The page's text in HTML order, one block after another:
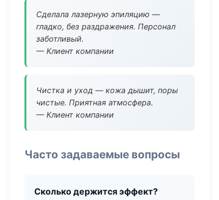
Сделала лазерную эпиляцию —
гладко, без раздражения. Персонал
заботливый.
— Клиент компании
Чистка и уход — кожа дышит, поры
чистые. Приятная атмосфера.
— Клиент компании
Часто задаваемые вопросы
Сколько держится эффект?